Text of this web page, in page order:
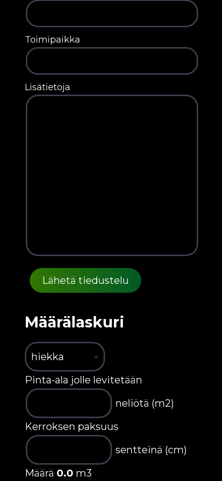
Toimipaikka
Lisätietoja
Määrälaskuri
Pinta-ala jolle levitetään
neliötä (m2)
Kerroksen paksuus
sentteinä (cm)
Määrä 0.0 m3